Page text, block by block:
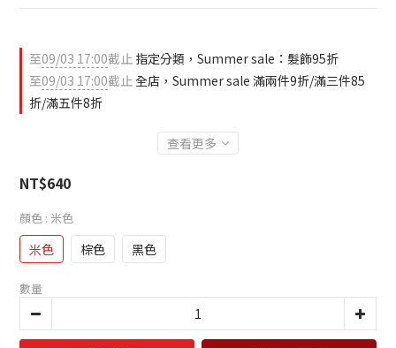
至09/03 17:00截止 指定分類，Summer sale：髮飾95折
至09/03 17:00截止全店，Summer sale 滿兩件9折/滿三件85
折/滿五件8折
查看更多
NT$640
顏色 : 米色
米色 棕色 黑色
數量